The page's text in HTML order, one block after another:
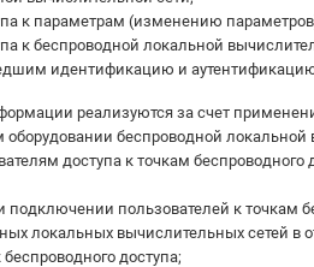
к параметрам (изменению
к беспроводной локальной
идентификацию и
реализуются за счет
оборудовании беспроводной локальной
доступа к точкам
подключении пользователей к точкам
локальных вычислительных сетей
доступа;